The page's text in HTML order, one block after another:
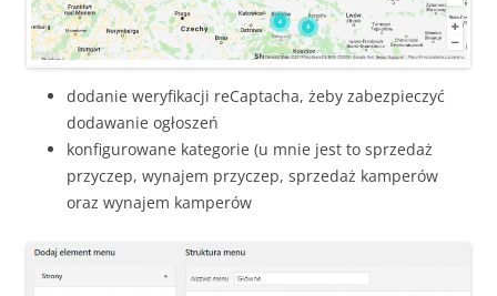
dodanie weryfikacji reCaptacha, żeby zabezpieczyć
dodawanie ogłoszeń
konfigurowane kategorie (u mnie jest to sprzedaż
przyczep, wynajem przyczep, sprzedaż kamperów
oraz wynajem kamperów